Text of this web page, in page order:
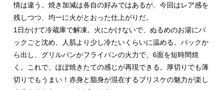
情は違う。焼き加減は各自の好みではあるが、今回はレア感を
残しつつ、均一に火がとおった仕上がりだ。
1日かけて冷蔵庫で解凍。火にかけないで、ぬるめのお湯にパ
ックごと沈め、人肌より少し冷たいくらいに温める。パックか
ら出し、グリルパンかフライパンの火力で、6面を短時間焼
く。これで、ほぼ焼きたての感じが再現できる。厚切りでも薄
切りでもうまい！赤身と脂身が混在するブリスケの魅力が楽し